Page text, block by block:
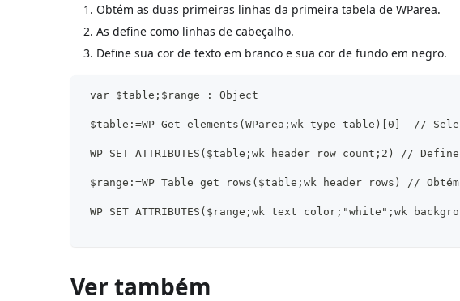
Obtém as duas primeiras linhas da primeira tabela de WParea.
As define como linhas de cabeçalho.
Define sua cor de texto em branco e sua cor de fundo em negro.
var $table;$range : Object
$table:=WP Get elements(WParea;wk type table)[0]  //
WP SET ATTRIBUTES($table;wk header row count;2) //
$range:=WP Table get rows($table;wk header rows) //
WP SET ATTRIBUTES($range;wk text color;"white";wk
Ver também